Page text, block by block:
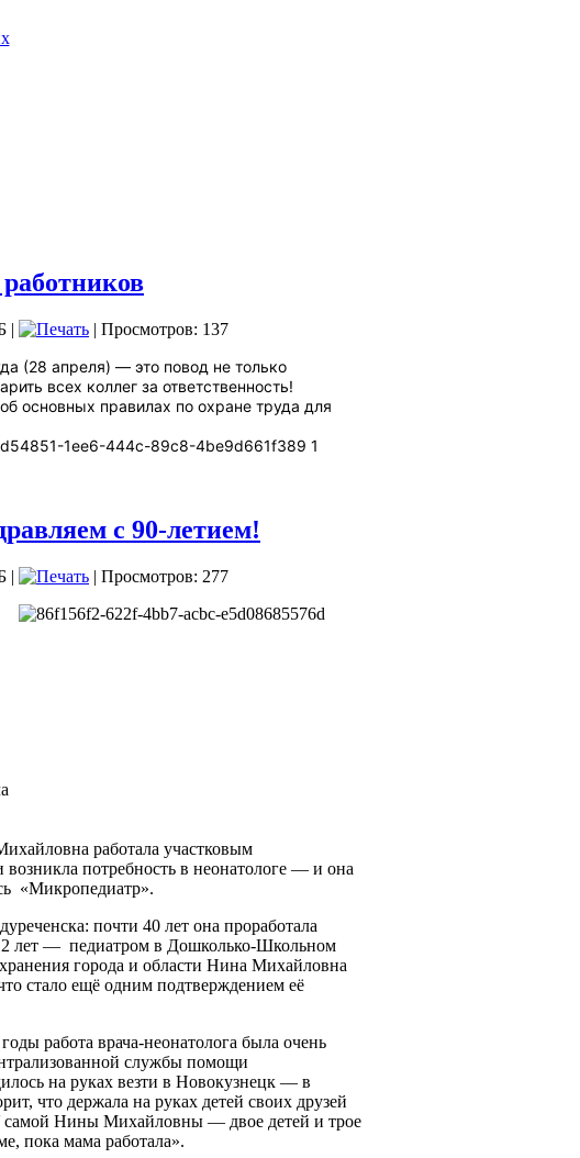
|
| Просмотров: 137
(28 апреля) — это повод не только
всех коллег за ответственность!
основных правилах по охране труда для
с 90-летием!
|
| Просмотров: 277
работала участковым
потребность в неонатологе — и она
«Микропедиатр».
почти 40 лет она проработала
лет — педиатром в Дошколько-Школьном
города и области Нина Михайловна
стало ещё одним подтверждением её
работа врача‑неонатолога была очень
службы помощи
на руках везти в Новокузнецк — в
что держала на руках детей своих друзей
Нины Михайловны — двое детей и трое
пока мама работала».